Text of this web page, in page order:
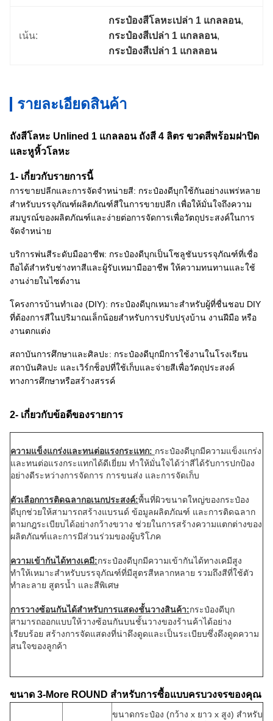
เน้น:
กระป๋องสีโลหะเปล่า 1 แกลลอน,
กระป๋องสีเปล่า 1 แกลลอน,
กระป๋องสีเปล่า 1 แกลลอน
รายละเอียดสินค้า
ถังสีโลหะ Unlined 1 แกลลอน ถังสี 4 ลิตร ขวดสีพร้อมฝาปิด
และหูหิ้วโลหะ
1- เกี่ยวกับรายการนี้
การขายปลีกและการจัดจำหน่ายสี: กระป๋องดีบุกใช้กันอย่างแพร่หลาย
สำหรับบรรจุภัณฑ์ผลิตภัณฑ์สีในการขายปลีก เพื่อให้มั่นใจถึงความ
สมบูรณ์ของผลิตภัณฑ์และง่ายต่อการจัดการเพื่อวัตถุประสงค์ในการ
จัดจำหน่าย
บริการพ่นสีระดับมืออาชีพ: กระป๋องดีบุกเป็นโซลูชันบรรจุภัณฑ์ที่เชื่อ
ถือได้สำหรับช่างทาสีและผู้รับเหมามืออาชีพ ให้ความทนทานและใช้
งานง่ายในไซต์งาน
โครงการบ้านทำเอง (DIY): กระป๋องดีบุกเหมาะสำหรับผู้ที่ชื่นชอบ DIY
ที่ต้องการสีในปริมาณเล็กน้อยสำหรับการปรับปรุงบ้าน งานฝีมือ หรือ
งานตกแต่ง
สถาบันการศึกษาและศิลปะ: กระป๋องดีบุกมีการใช้งานในโรงเรียน
สถาบันศิลปะ และเวิร์กช็อปที่ใช้เก็บและจ่ายสีเพื่อวัตถุประสงค์
ทางการศึกษาหรือสร้างสรรค์
2- เกี่ยวกับข้อดีของรายการ
ความแข็งแกร่งและทนต่อแรงกระแทก: กระป๋องดีบุกมีความแข็งแกร่ง
และทนต่อแรงกระแทกได้ดีเยี่ยม ทำให้มั่นใจได้ว่าสีได้รับการปกป้อง
อย่างดีระหว่างการจัดการ การขนส่ง และการจัดเก็บ
ตัวเลือกการติดฉลากอเนกประสงค์:พื้นที่ผิวขนาดใหญ่ของกระป๋อง
ดีบุกช่วยให้สามารถสร้างแบรนด์ ข้อมูลผลิตภัณฑ์ และการติดฉลาก
ตามกฎระเบียบได้อย่างกว้างขวาง ช่วยในการสร้างความแตกต่างของ
ผลิตภัณฑ์และการมีส่วนร่วมของผู้บริโภค
ความเข้ากันได้ทางเคมี:กระป๋องดีบุกมีความเข้ากันได้ทางเคมีสูง
ทำให้เหมาะสำหรับบรรจุภัณฑ์ที่มีสูตรสีหลากหลาย รวมถึงสีที่ใช้ตัว
ทำละลาย สูตรน้ำ และสีพิเศษ
การวางซ้อนกันได้สำหรับการแสดงชั้นวางสินค้า:กระป๋องดีบุก
สามารถออกแบบให้วางซ้อนกันบนชั้นวางของร้านค้าได้อย่าง
เรียบร้อย สร้างการจัดแสดงที่น่าดึงดูดและเป็นระเบียบซึ่งดึงดูดความ
สนใจของลูกค้า
ขนาด 3-More ROUND สำหรับการซื้อแบบครบวงจรของคุณ
ขนาดกระป๋อง (กว้าง x ยาว x สูง) สำหรับ